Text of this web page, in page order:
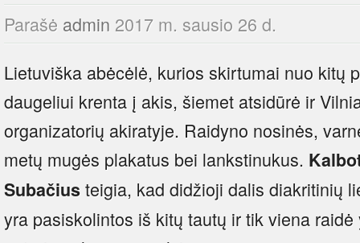
Parašė admin 2017 m. sausio 26 d.
Lietuviška abėcėlė, kurios skirtumai nuo kitų
daugeliui krenta į akis, šiemet atsidūrė ir
organizatorių akiratyje. Raidyno nosinės,
metų mugės plakatus bei lankstinukus.
Subačiusteigia, kad didžioji dalis diakritinių
yra pasiskolintos iš kitų tautų ir tik viena